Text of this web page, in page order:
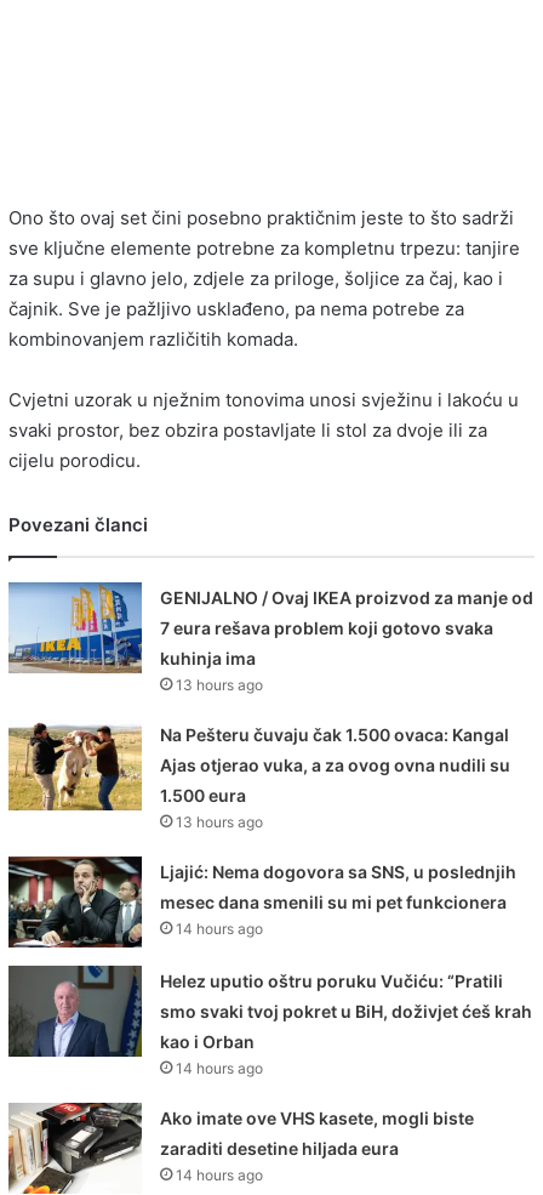
Ono što ovaj set čini posebno praktičnim jeste to što sadrži
sve ključne elemente potrebne za kompletnu trpezu: tanjire
za supu i glavno jelo, zdjele za priloge, šoljice za čaj, kao i
čajnik. Sve je pažljivo usklađeno, pa nema potrebe za
kombinovanjem različitih komada.
Cvjetni uzorak u nježnim tonovima unosi svježinu i lakoću u
svaki prostor, bez obzira postavljate li stol za dvoje ili za
cijelu porodicu.
Povezani članci
GENIJALNO / Ovaj IKEA proizvod za manje od
7 eura rešava problem koji gotovo svaka
kuhinja ima
13 hours ago
Na Pešteru čuvaju čak 1.500 ovaca: Kangal
Ajas otjerao vuka, a za ovog ovna nudili su
1.500 eura
13 hours ago
Ljajić: Nema dogovora sa SNS, u poslednjih
mesec dana smenili su mi pet funkcionera
14 hours ago
Helez uputio oštru poruku Vučiću: “Pratili
smo svaki tvoj pokret u BiH, doživjet ćeš krah
kao i Orban
14 hours ago
Ako imate ove VHS kasete, mogli biste
zaraditi desetine hiljada eura
14 hours ago